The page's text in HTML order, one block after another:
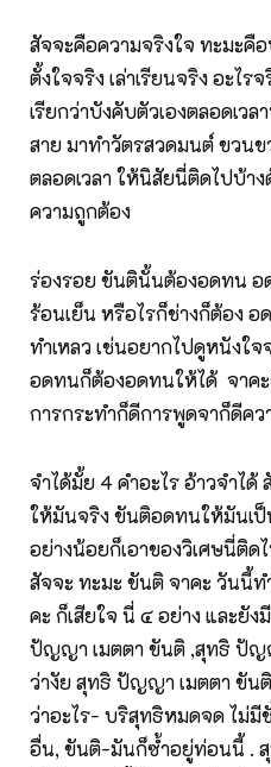
สัจจะคือความจริงใจ ทะมะคื
ตั้งใจจริง เล่าเรียนจริง อะไ
เรียกว่าบังคับตัวเองตลอดเว
สาย มาทำวัตรสวดมนต์ ขวน
ตลอดเวลา ให้นิสัยนี่ติดไปบ้า
ความถูกต้อง
ร่องรอย ขันตินั้นต้องอดทน อ
ร้อนเย็น หรือไรก็ช่างก็ต้อง อ
ทำเหลว เช่นอยากไปดูหนังใจ
อดทนก็ต้องอดทนให้ได้ จาคะ
การกระทำก็ดีการพูดจาก็ดีคว
จำได้มั้ย 4 คำอะไร อ้าวจำไ
ให้มันจริง ขันติอดทนให้มันเป็
อย่างน้อยก็เอาของวิเศษนี่ติด
สัจจะ ทะมะ ขันติ จาคะ วันนี้ท
คะ ก็เสียใจ นี่ ๔ อย่าง และยั
ปัญญา เมตตา ขันติ ,สุทธิ ปัญ
ว่างัย สุทธิ ปัญญา เมตตา ขัน
ว่าอะไร- บริสุทธิหมดจด ไม่มี
อื่น, ขันติ-มันก็ซ้ำอยู่ท่อนนี้ .